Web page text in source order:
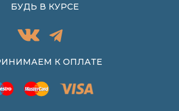
К ОПЛАТЕ
БУДЬ В КУРСЕ